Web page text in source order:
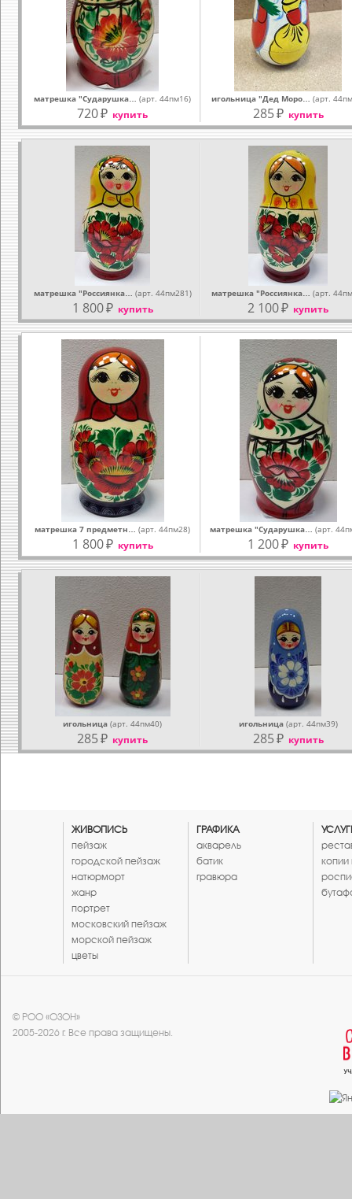
матрешка "Сударушка… (арт. 44пм16)
720₽ купить
игольница "Дед Моро… (арт.
285₽ купить
матрешка "Россиянка… (арт. 44пм281)
1 800₽ купить
матрешка "Россиянка… (арт.
2 100₽ купить
матрешка 7 предметн… (арт. 44пм28)
1 800₽ купить
матрешка "Сударушка… (арт.
1 200₽ купить
игольница (арт. 44пм40)
285₽ купить
игольница (арт. 44пм39)
285₽ купить
ЖИВОПИСЬ
пейзаж
городской пейзаж
натюрморт
жанр
портрет
московский пейзаж
морской пейзаж
цветы
ГРАФИКА
акварель
батик
гравюра
копии
© РОО «ОЗОН»
2005-2026 г. Все права защищены.